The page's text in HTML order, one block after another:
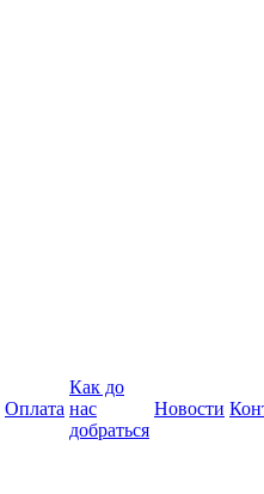
Оплата
Как до
нас
добраться
Новости